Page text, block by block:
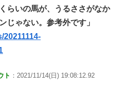
らいの馬が、うるささがなか
じゃない。参考外です」
ト ：2021/11/14(日) 19:08:12.92